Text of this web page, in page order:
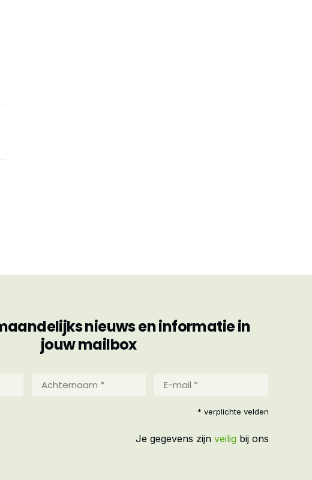
nieuws en informatie in
jouw mailbox
Achternaam
mail
* verplichte velden
Je gegevens zijn veilig bij ons